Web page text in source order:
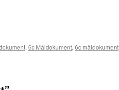
, 6c Måldokument, 6c måldokument